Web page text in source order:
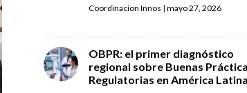
Coordinacion Innos | mayo 27, 2026
OBPR: el primer diagnóstico
regional sobre Buenas
Regulatorias en América Latina